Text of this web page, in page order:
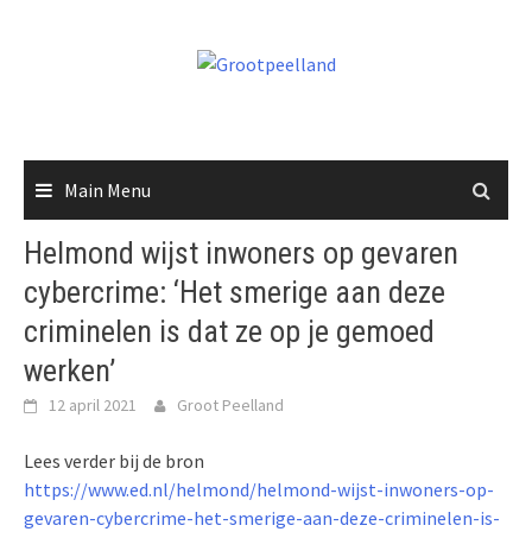
Main Menu
Helmond wijst inwoners op gevaren
cybercrime: ‘Het smerige aan deze
criminelen is dat ze op je gemoed
werken’
12 april 2021 Groot Peelland
Lees verder bij de bron
https://www.ed.nl/helmond/helmond-wijst-inwoners-op-
gevaren-cybercrime-het-smerige-aan-deze-criminelen-is-